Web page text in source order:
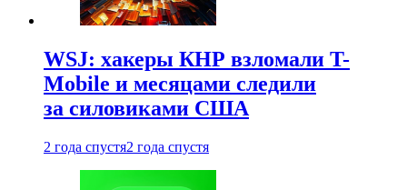
WSJ: хакеры КНР взломали T-
Mobile и месяцами следили
за силовиками США
2 года спустя2 года спустя